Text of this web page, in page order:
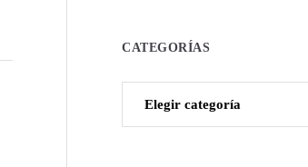
CATEGORÍAS